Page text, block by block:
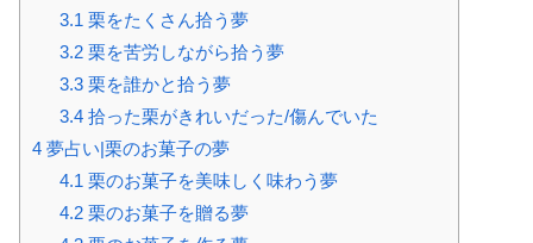
3.1 栗をたくさん拾う夢
3.2栗を苦労しながら拾う夢
3.3栗を誰かと拾う夢
3.4拾った栗がきれいだった/傷んでいた
4 夢占い|栗のお菓子の夢
4.1 栗のお菓子を美味しく味わう夢
4.2栗のお菓子を贈る夢